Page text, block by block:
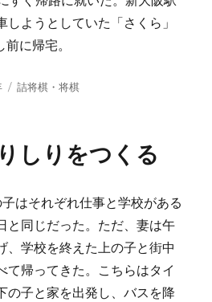
ようとしていた「さくら」
に帰宅。
タ
詰将棋・将棋
しりをつくる
はそれぞれ仕事と学校がある
と同じだった。ただ、妻は午
、学校を終えた上の子と街中
て帰ってきた。こちらはタイ
の子と家を出発し、バスを降